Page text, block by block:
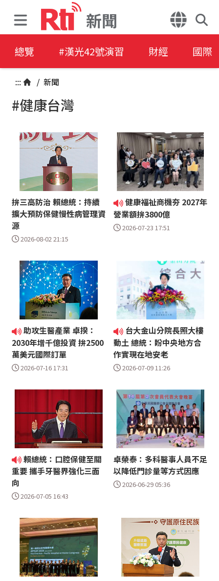
新聞
總覽 #漢光42號演習 財經 國際
::: / 新聞
#健康台灣
拚三高防治 賴總統：持續
擴大預防保健慢性病管理資
源
2026-08-02 21:15
健康福祉商機夯 2027年
營業額拚3800億
2026-07-23 17:51
助攻生醫產業 卓揆：
2030年增千億投資 拚2500
萬美元國際訂單
2026-07-16 17:31
台大金山分院長照大樓
動土 總統：盼中央地方合
作實現在地安老
2026-07-09 11:26
賴總統：口腔保健至關
重要 攜手牙醫界強化三面
向
2026-07-05 16:43
卓榮泰：多科醫事人員不足
以降低門診量等方式因應
2026-06-29 05:36